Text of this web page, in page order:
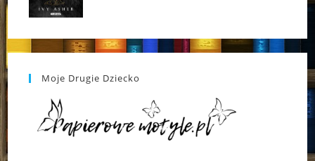
Moje Drugie Dziecko